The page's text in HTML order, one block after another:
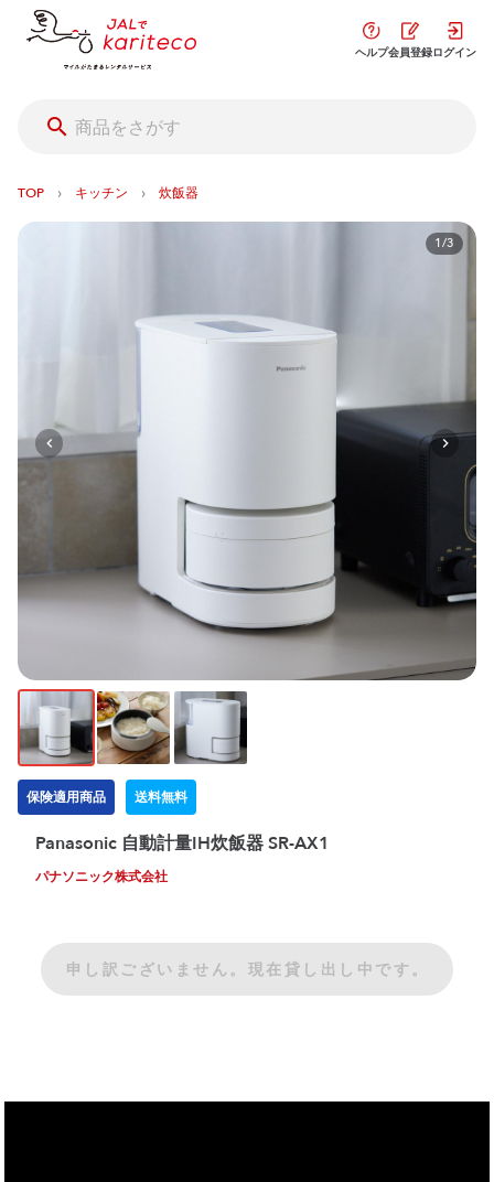
ヘルプ会員登録ログイン
TOP › キッチン › 炊飯器
1/3
保険適用商品 送料無料
Panasonic 自動計量IH炊飯器 SR-AX1
パナソニック株式会社
申し訳ございません。現在貸し出し中です。